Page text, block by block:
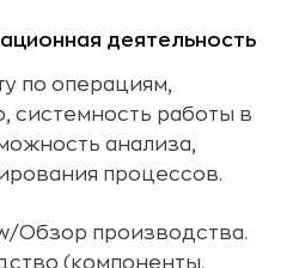
деятельность
по операциям,
системность работы в
анализа,
процессов.
Обзор производства.
(компоненты,